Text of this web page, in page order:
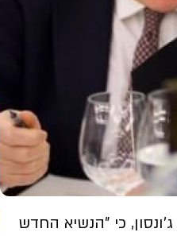
כי "הנשיא החדש